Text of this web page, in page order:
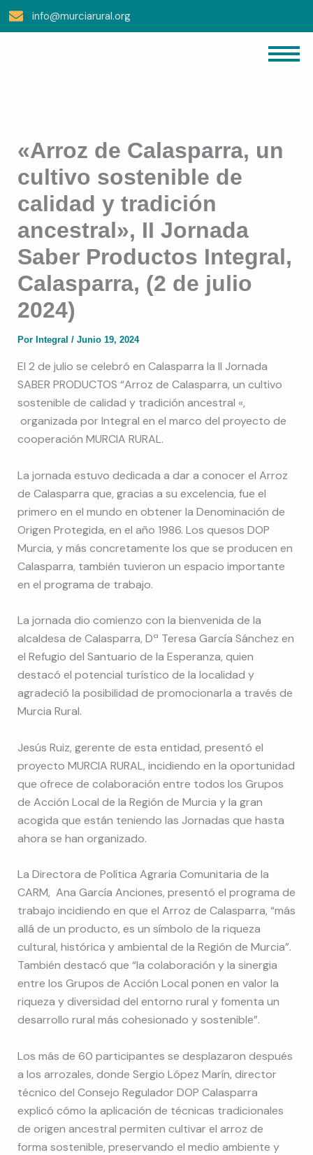
info@murciarural.org
«Arroz de Calasparra, un
cultivo sostenible de
calidad y tradición
ancestral», II Jornada
Saber Productos Integral,
Calasparra, (2 de julio
2024)
Por Integral / Junio 19, 2024
El 2 de julio se celebró en Calasparra la II Jornada
SABER PRODUCTOS “Arroz de Calasparra, un cultivo
sostenible de calidad y tradición ancestral «,
organizada por Integral en el marco del proyecto de
cooperación MURCIA RURAL.
La jornada estuvo dedicada a dar a conocer el Arroz
de Calasparra que, gracias a su excelencia, fue el
primero en el mundo en obtener la Denominación de
Origen Protegida, en el año 1986. Los quesos DOP
Murcia, y más concretamente los que se producen en
Calasparra, también tuvieron un espacio importante
en el programa de trabajo.
La jornada dio comienzo con la bienvenida de la
alcaldesa de Calasparra, Dª Teresa García Sánchez en
el Refugio del Santuario de la Esperanza, quien
destacó el potencial turístico de la localidad y
agradeció la posibilidad de promocionarla a través de
Murcia Rural.
Jesús Ruiz, gerente de esta entidad, presentó el
proyecto MURCIA RURAL, incidiendo en la oportunidad
que ofrece de colaboración entre todos los Grupos
de Acción Local de la Región de Murcia y la gran
acogida que están teniendo las Jornadas que hasta
ahora se han organizado.
La Directora de Política Agraria Comunitaria de la
CARM, Ana García Anciones, presentó el programa de
trabajo incidiendo en que el Arroz de Calasparra, “más
allá de un producto, es un símbolo de la riqueza
cultural, histórica y ambiental de la Región de Murcia”.
También destacó que “la colaboración y la sinergia
entre los Grupos de Acción Local ponen en valor la
riqueza y diversidad del entorno rural y fomenta un
desarrollo rural más cohesionado y sostenible”.
Los más de 60 participantes se desplazaron después
a los arrozales, donde Sergio López Marín, director
técnico del Consejo Regulador DOP Calasparra
explicó cómo la aplicación de técnicas tradicionales
de origen ancestral permiten cultivar el arroz de
forma sostenible, preservando el medio ambiente y